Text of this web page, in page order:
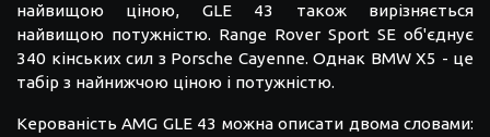
найвищою ціною, GLE 43 також вирізняється
найвищою потужністю. Range Rover Sport SE об'єднує
340 кінських сил з Porsche Cayenne. Однак BMW X5 - це
табір з найнижчою ціною і потужністю.
Керованість AMG GLE 43 можна описати двома словами: